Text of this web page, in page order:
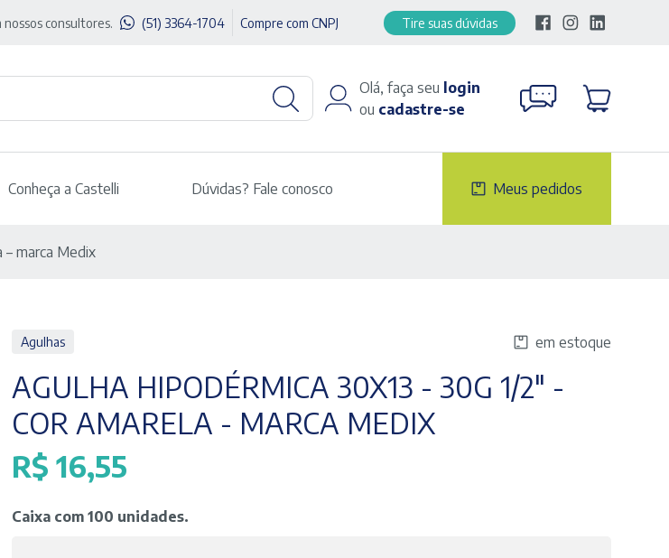
consultores. (51) 3364-1704 Compre com CNPJ Tire suas dúvidas
Olá, faça seu login
ou cadastre-se
Conheça a Castelli Dúvidas? Fale conosco Meus pedidos
– marca Medix
Agulhas em estoque
AGULHA HIPODÉRMICA 30X13 - 30G 1/2" -
COR AMARELA - MARCA MEDIX
R$ 16,55
Caixa com 100 unidades.